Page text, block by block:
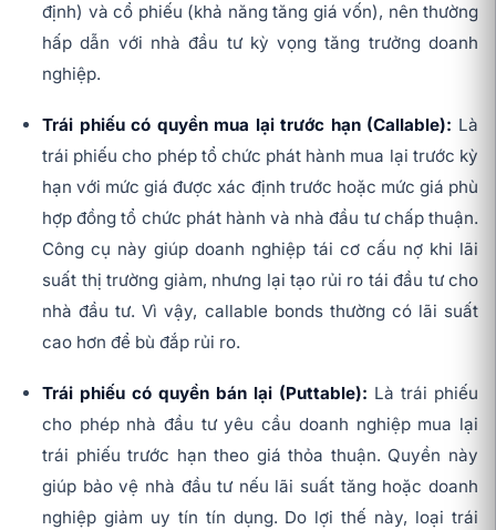
định) và cổ phiếu (khả năng tăng giá vốn), nên thường
hấp dẫn với nhà đầu tư kỳ vọng tăng trưởng doanh
nghiệp.
Trái phiếu có quyền mua lại trước hạn (Callable): Là
trái phiếu cho phép tổ chức phát hành mua lại trước kỳ
hạn với mức giá được xác định trước hoặc mức giá phù
hợp đồng tổ chức phát hành và nhà đầu tư chấp thuận.
Công cụ này giúp doanh nghiệp tái cơ cấu nợ khi lãi
suất thị trường giảm, nhưng lại tạo rủi ro tái đầu tư cho
nhà đầu tư. Vì vậy, callable bonds thường có lãi suất
cao hơn để bù đắp rủi ro.
Trái phiếu có quyền bán lại (Puttable): Là trái phiếu
cho phép nhà đầu tư yêu cầu doanh nghiệp mua lại
trái phiếu trước hạn theo giá thỏa thuận. Quyền này
giúp bảo vệ nhà đầu tư nếu lãi suất tăng hoặc doanh
nghiệp giảm uy tín tín dụng. Do lợi thế này, loại trái